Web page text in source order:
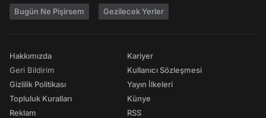
Bugün Ne Pişirsem Gezilecek Yerler
Hakkımızda
Geri Bildirim
Gizlilik Politikası
Topluluk Kuralları
Reklam
Kariyer
Kullanıcı Sözleşmesi
Yayın İlkeleri
Künye
RSS